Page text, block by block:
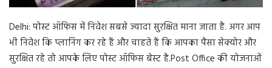
Delhi: पोस्ट ऑफिस में निवेश सबसे ज्यादा सुरक्षित माना जाता है. अगर आप
भी निवेश कि प्लानिंग कर रहे हैं और चाहते हैं कि आपका पैसा सेक्योर और
सुरक्षित रहे तो आपके लिए पोस्ट ऑफिस बेस्ट है.Post Office की योजनाओं